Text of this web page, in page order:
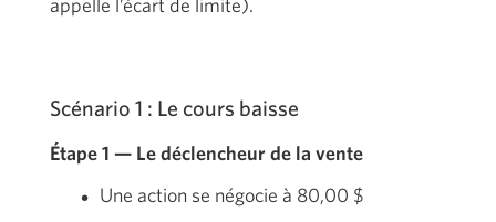
appelle l’écart de limite).
Scénario 1 : Le cours baisse
Étape 1 — Le déclencheur de la vente
Une action se négocie à 80,00 $